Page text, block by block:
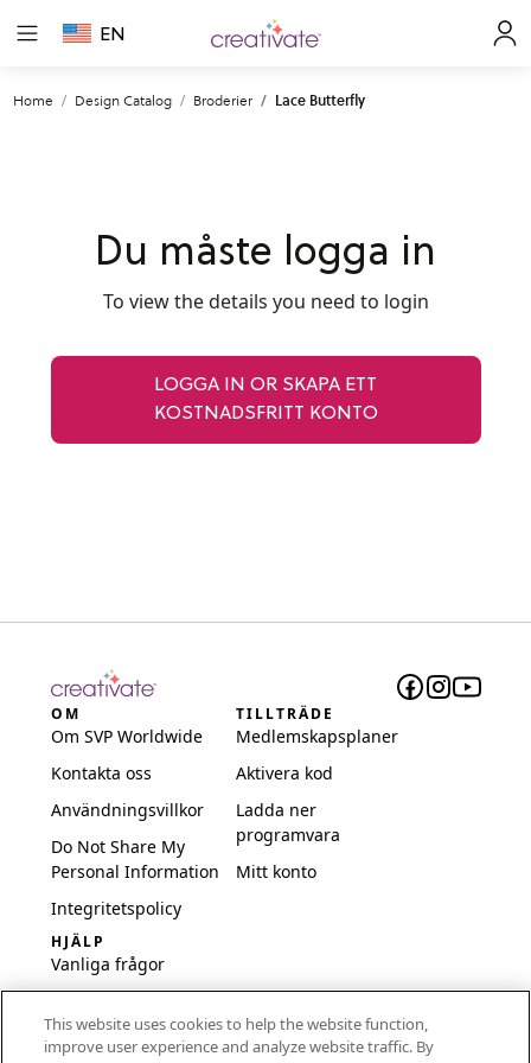
EN
Home Design Catalog Broderier Lace Butterfly
Du måste logga in
To view the details you need to login
LOGGA IN OR SKAPA ETT
KOSTNADSFRITT KONTO
OM
Om SVP Worldwide
Kontakta oss
Användningsvillkor
Do Not Share My
Personal Information
Integritetspolicy
TILLTRÄDE
Medlemskapsplaner
Aktivera kod
Ladda ner
programvara
Mitt konto
HJÄLP
Vanliga frågor
inställningar
This website uses cookies to help the website function,
improve user experience and analyze website traffic. By